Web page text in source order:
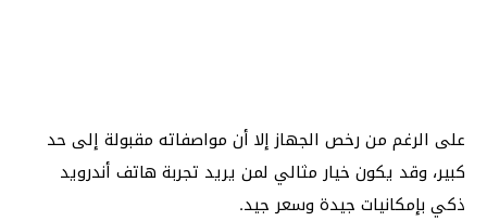
على الرغم من رخص الجهاز إلا أن مواصفاته مقبولة إلى حد
كبير، وقد يكون خيار مثالي لمن يريد تجربة هاتف أندرويد
ذكي بإمكانيات جيدة وسعر جيد.